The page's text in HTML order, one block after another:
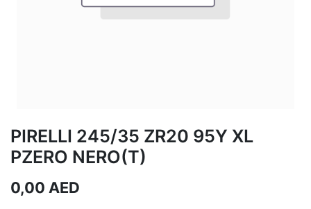
PIRELLI 245/35 ZR20 95Y XL
PZERO NERO(T)
0,00 AED